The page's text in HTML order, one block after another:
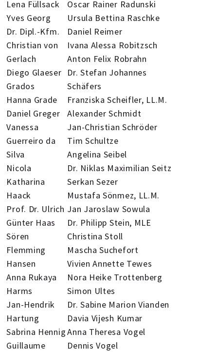
Lena Füllsack
Yves Georg
Dr. Dipl.-Kfm.
Christian von
Gerlach
Diego Glaeser
Grados
Hanna Grade
Daniel Greger
Vanessa
Guerreiro da
Silva
Nicola
Katharina
Haack
Prof. Dr. Ulrich
Günter Haas
Sören
Flemming
Hansen
Anna Rukaya
Harms
Jan-Hendrik
Hartung
Sabrina Hennig
Guillaume
Oscar Rainer Radunski
Ursula Bettina Raschke
Daniel Reimer
Ivana Alessa Robitzsch
Anton Felix Robrahn
Dr. Stefan Johannes
Schäfers
Franziska Scheifler, LL.M.
Alexander Schmidt
Jan-Christian Schröder
Tim Schultze
Angelina Seibel
Dr. Niklas Maximilian Seitz
Serkan Sezer
Mustafa Sönmez, LL.M.
Jan Jaroslaw Sowula
Dr. Philipp Stein, MLE
Christina Stoll
Mascha Suchefort
Vivien Annette Tewes
Nora Heike Trottenberg
Simon Ultes
Dr. Sabine Marion Vianden
Davia Vijesh Kumar
Anna Theresa Vogel
Dennis Vogel